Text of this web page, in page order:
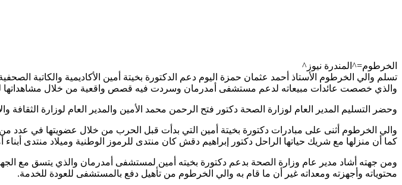
الخرطوم=^المندرة نيوز^
تسلم والي الخرطوم الأستاذ أحمد عثمان حمزة اليوم دعم الدكتورة بخيتة أمين الأكاديمية والكاتبة
والذي خصصت عائدات مبيعاته لدعم مستشفى أمدرمان وسردت فيه قصص واقعية من خلال مشاهداتها
وحضر التسليم المدير العام لوزارة الصحة دكتور فتح الرحمن محمد الأمين والمدير العام لوزارة الثقافة
والي الخرطوم أثنى على مبادرات دكتورة بخيتة أمين التي بدأت قبل الحرب من خلال عضويتها في
كما أن منزلها مع شريك حياتها الراحل دكتور إبراهيم دقش كان منتدى للرموز الوطنية وميلاد منتدى
ومن جهته أشاد مدير عام وزارة الصحة بدعم دكتورة بخيته أمين لمستشفى أمدرمان والذي يتسق مع
محتوياته وأجهزته ومعداته غير أن ما قام به والي الخرطوم من تأهيل دفع بالمستشفى للعودة للخدمة.